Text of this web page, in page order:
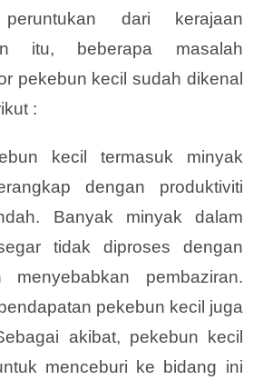
peruntukan dari kerajaan
itu, beberapa masalah
pekebun kecil sudah dikenal
:
kecil termasuk minyak
dengan produktiviti
Banyak minyak dalam
tidak diproses dengan
menyebabkan pembaziran.
pekebun kecil juga
akibat, pekebun kecil
menceburi ke bidang ini